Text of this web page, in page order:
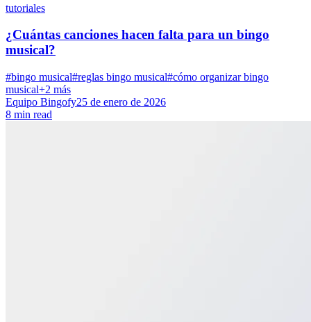
tutoriales
¿Cuántas canciones hacen falta para un bingo
musical?
#bingo musical#reglas bingo musical#cómo organizar bingo
musical+2 más
Equipo Bingofy25 de enero de 2026
8 min read